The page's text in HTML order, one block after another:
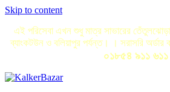
Skip to content
এই পরিসেবা এখন শুধু মাত্র সাভারের
ব্যাংকটউন ও বলিয়াপুর পর্যন্ত। । সরাসরি
০১৮৫৪ ৯১১ ৬১১